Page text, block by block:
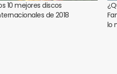
10 mejores discos
de 2018
lo